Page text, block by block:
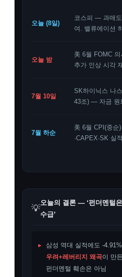
오늘 (8일)
코스피 — 과매
여. 밸류에이션
오늘 밤
美 6월 FOMC
추가 인상 시각
7월 10일
SK하이닉스 나
43조) — 자금 원
7월 하순
美 6월 CPI(중순
·CAPEX·SK 실
💡
오늘의 결론 — ‘펀더멘털
수급’
▸ 삼성 역대 실적에도 -
우려+레버리지 왜곡이 만
펀더멘털 훼손은 아님